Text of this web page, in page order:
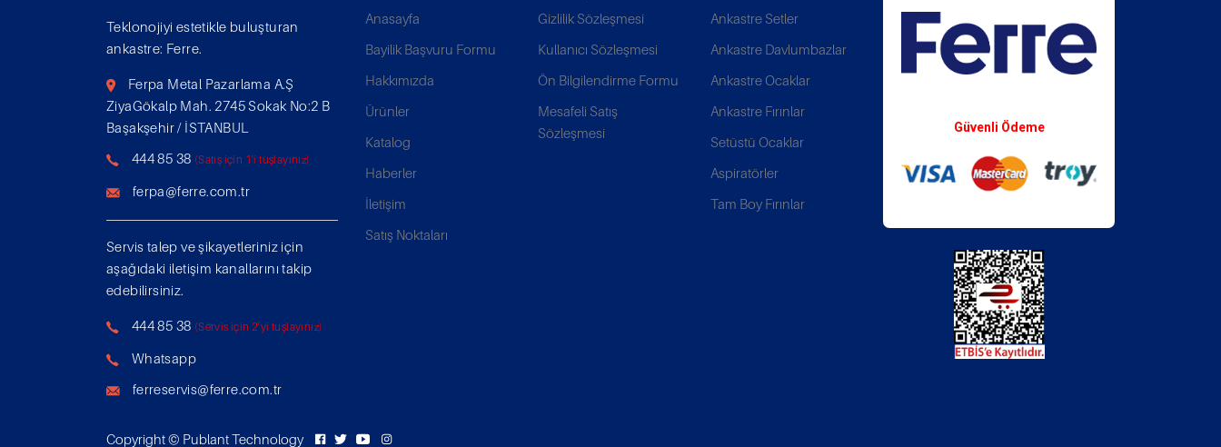
Teklonojiyi estetikle buluşturan
ankastre: Ferre.
Ferpa Metal Pazarlama A.Ş
ZiyaGökalp Mah. 2745 Sokak No:2 B
Başakşehir / İSTANBUL
444 85 38 (Satış için 1'i tuşlayınız)
ferpa@ferre.com.tr
Servis talep ve şikayetleriniz için
aşağıdaki iletişim kanallarını takip
edebilirsiniz.
444 85 38 (Servis için 2'yi tuşlayınız)
Whatsapp
ferreservis@ferre.com.tr
Anasayfa
Bayilik Başvuru Formu
Hakkımızda
Ürünler
Katalog
Haberler
İletişim
Satış Noktaları
Gizlilik Sözleşmesi
Kullanıcı Sözleşmesi
Ön Bilgilendirme Formu
Mesafeli Satış
Sözleşmesi
Ankastre Setler
Ankastre Davlumbazlar
Ankastre Ocaklar
Ankastre Fırınlar
Setüstü Ocaklar
Aspiratörler
Tam Boy Fırınlar
Güvenli Ödeme
Copyright © Publant Technology